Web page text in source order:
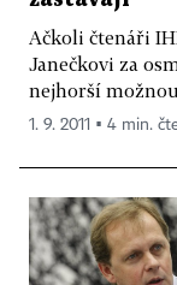
Ačkoli čtenáři
Janečkovi za
nejhorší
1. 9. 2011 ▪ 4 min.